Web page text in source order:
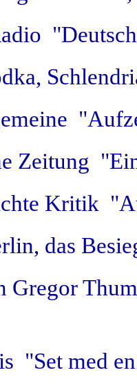
Zeitung
Kritik
das
Gregor
"Set med